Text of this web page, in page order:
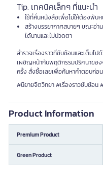
Tip. เทคนิคเล็กๆ ที่แนะนำ
ใช้ที่คั่นหนังสือเพื่อไม่ให้ต้องพับ
สร้างบรรยากาศสบายๆ ขณะอ่า
ได้นานและไม่ปวดตา
สำรวจเรื่องราวที่ซับซ้อนและเต็มไป
เผชิญหน้ากับพฤติกรรมปริศนาของ
ครั้ง สั่งซื้อเลยเพื่อค้นหาคำตอบก่อน
#นิยายจิตวิทยา #เรื่องราวซับซ้อน
Product Information
Premium Product
Green Product